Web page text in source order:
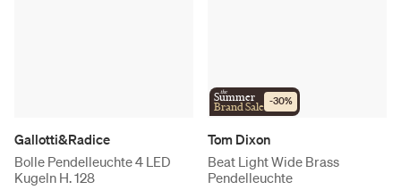
Gallotti&Radice
Bolle Pendelleuchte 4 LED
Kugeln H. 128
the
Summer
Brand Sale -30%
Tom Dixon
Beat Light Wide Brass
Pendelleuchte